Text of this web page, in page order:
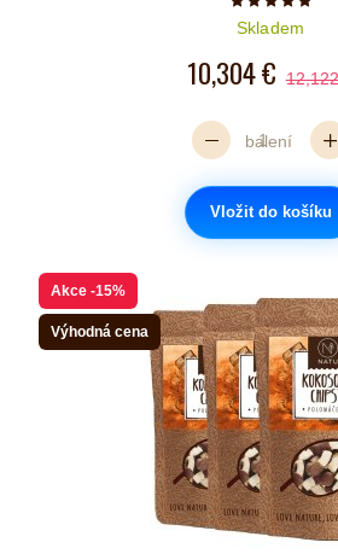
Počet
Skladem
10,304 €
balení
Vložit do košíku
Akce -15%
Výhodná cena